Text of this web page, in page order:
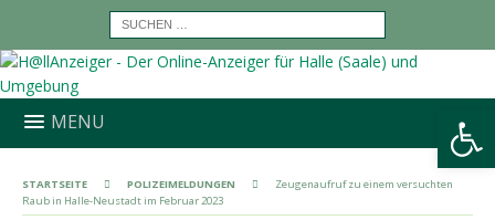
Werkzeugleiste öffnen
MENU
STARTSEITE POLIZEIMELDUNGEN
Zeugenaufruf zu einem versuchten
Raub in Halle-Neustadt im Februar 2023